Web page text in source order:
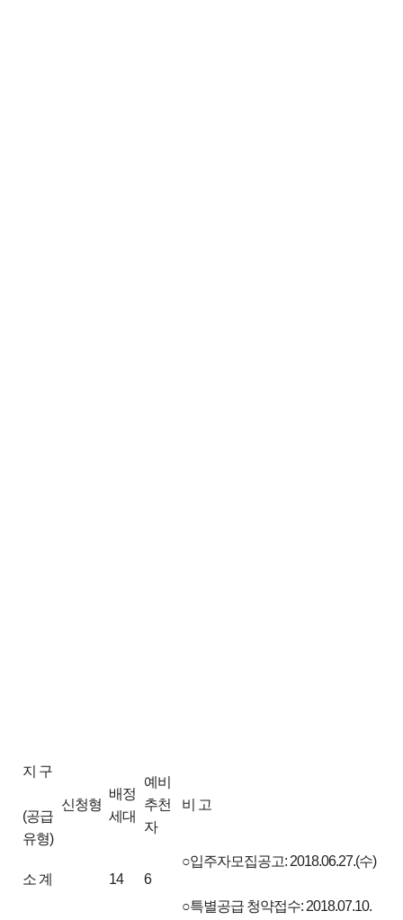
지 구
(공급
유형)
신청형
배정
세대
예비
추천
자
비 고
소 계 14 6
○입주자모집공고: 2018.06.27.(수)
○특별공급 청약접수: 2018.07.10.